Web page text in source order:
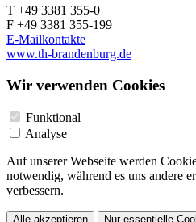
T +49 3381 355-0
F +49 3381 355-199
E-Mailkontakte
www.th-brandenburg.de
Wir verwenden Cookies
Funktional
Analyse
Auf unserer Webseite werden
notwendig, während es uns andere
verbessern.
Alle akzeptieren Nur essentielle